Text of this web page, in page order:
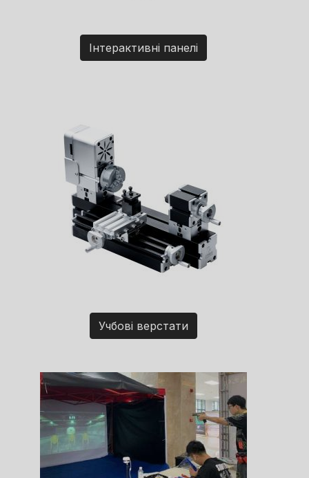
Інтерактивні панелі
Учбові верстати